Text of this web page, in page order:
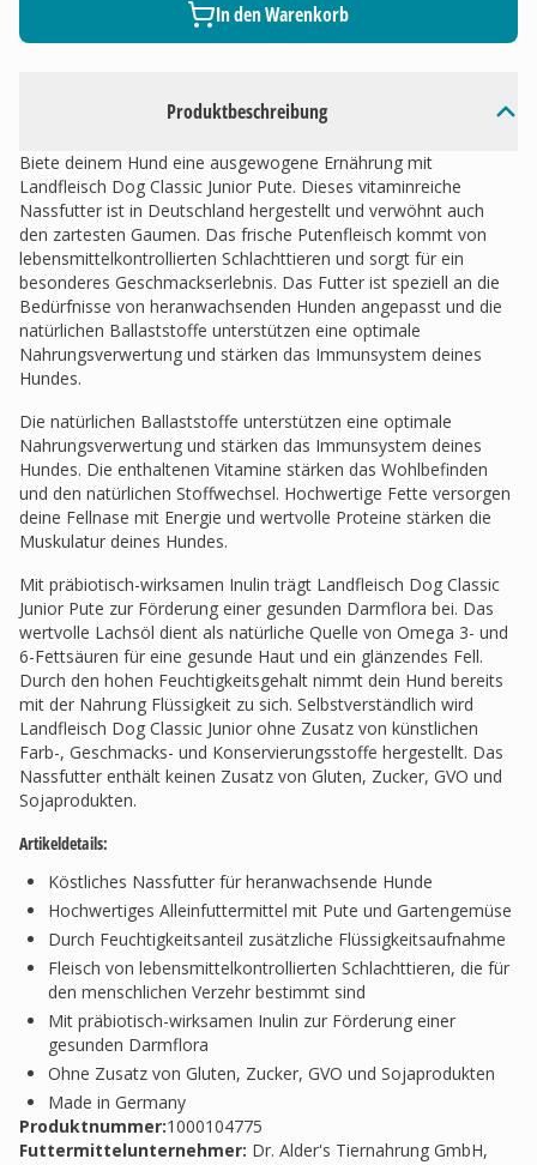
Produktbeschreibung
Biete deinem Hund eine ausgewogene Ernährung mit
Landfleisch Dog Classic Junior Pute. Dieses vitaminreiche
Nassfutter ist in Deutschland hergestellt und verwöhnt auch
den zartesten Gaumen. Das frische Putenfleisch kommt von
lebensmittelkontrollierten Schlachttieren und sorgt für ein
besonderes Geschmackserlebnis. Das Futter ist speziell an die
Bedürfnisse von heranwachsenden Hunden angepasst und die
natürlichen Ballaststoffe unterstützen eine optimale
Nahrungsverwertung und stärken das Immunsystem deines
Hundes.
Die natürlichen Ballaststoffe unterstützen eine optimale
Nahrungsverwertung und stärken das Immunsystem deines
Hundes. Die enthaltenen Vitamine stärken das Wohlbefinden
und den natürlichen Stoffwechsel. Hochwertige Fette versorgen
deine Fellnase mit Energie und wertvolle Proteine stärken die
Muskulatur deines Hundes.
Mit präbiotisch-wirksamen Inulin trägt Landfleisch Dog Classic
Junior Pute zur Förderung einer gesunden Darmflora bei. Das
wertvolle Lachsöl dient als natürliche Quelle von Omega 3- und
6-Fettsäuren für eine gesunde Haut und ein glänzendes Fell.
Durch den hohen Feuchtigkeitsgehalt nimmt dein Hund bereits
mit der Nahrung Flüssigkeit zu sich. Selbstverständlich wird
Landfleisch Dog Classic Junior ohne Zusatz von künstlichen
Farb-, Geschmacks- und Konservierungsstoffe hergestellt. Das
Nassfutter enthält keinen Zusatz von Gluten, Zucker, GVO und
Sojaprodukten.
Artikeldetails:
Köstliches Nassfutter für heranwachsende Hunde
Hochwertiges Alleinfuttermittel mit Pute und Gartengemüse
Durch Feuchtigkeitsanteil zusätzliche Flüssigkeitsaufnahme
Fleisch von lebensmittelkontrollierten Schlachttieren, die für
den menschlichen Verzehr bestimmt sind
Mit präbiotisch-wirksamen Inulin zur Förderung einer
gesunden Darmflora
Ohne Zusatz von Gluten, Zucker, GVO und Sojaprodukten
Made in Germany
Produktnummer:1000104775
Futtermittelunternehmer: Dr. Alder's Tiernahrung GmbH,
In den Warenkorb